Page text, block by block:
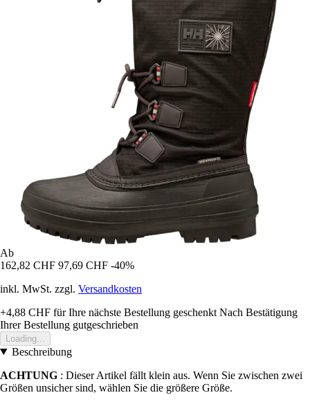
Ab
162,82 CHF 97,69 CHF -40%
inkl. MwSt. zzgl. Versandkosten
+4,88 CHF für Ihre nächste Bestellung geschenkt Nach Bestätigung
Ihrer Bestellung gutgeschrieben
Loading...
Beschreibung
ACHTUNG : Dieser Artikel fällt klein aus. Wenn Sie zwischen zwei
Größen unsicher sind, wählen Sie die größere Größe.